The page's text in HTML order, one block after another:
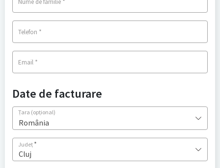
Nume de familie
Telefon *
Email *
Date de facturare
Țara (opțional)
România
Județ *
Cluj